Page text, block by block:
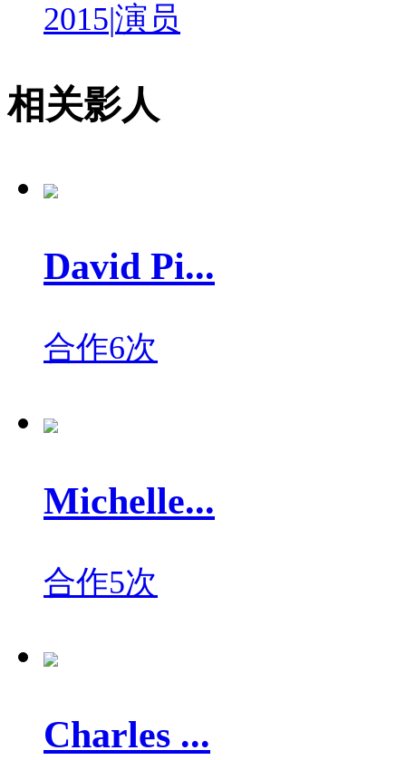
2015|演员
相关影人
David Pi...
合作6次
Michelle...
合作5次
Charles ...